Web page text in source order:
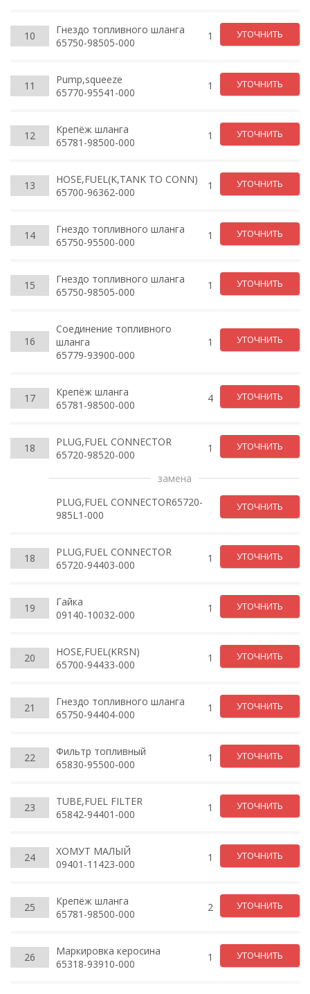
10
Гнездо топливного шланга
65750-98505-000
1 УТОЧНИТЬ
11
Pump,squeeze
65770-95541-000
1 УТОЧНИТЬ
12
Крепёж шланга
65781-98500-000
1 УТОЧНИТЬ
13
HOSE,FUEL(K,TANK TO CONN)
65700-96362-000
1 УТОЧНИТЬ
14
Гнездо топливного шланга
65750-95500-000
1 УТОЧНИТЬ
15
Гнездо топливного шланга
65750-98505-000
1 УТОЧНИТЬ
16
Соединение топливного
шланга
65779-93900-000
1 УТОЧНИТЬ
17
Крепёж шланга
65781-98500-000
4 УТОЧНИТЬ
18
PLUG,FUEL CONNECTOR
65720-98520-000
1 УТОЧНИТЬ
замена
PLUG,FUEL CONNECTOR65720-
985L1-000
УТОЧНИТЬ
18
PLUG,FUEL CONNECTOR
65720-94403-000
1 УТОЧНИТЬ
19
Гайка
09140-10032-000
1 УТОЧНИТЬ
20
HOSE,FUEL(KRSN)
65700-94433-000
1 УТОЧНИТЬ
21
Гнездо топливного шланга
65750-94404-000
1 УТОЧНИТЬ
22
Фильтр топливный
65830-95500-000
1 УТОЧНИТЬ
23
TUBE,FUEL FILTER
65842-94401-000
1 УТОЧНИТЬ
24
ХОМУТ МАЛЫЙ
09401-11423-000
1 УТОЧНИТЬ
25
Крепёж шланга
65781-98500-000
2 УТОЧНИТЬ
26
Маркировка керосина
65318-93910-000
1 УТОЧНИТЬ